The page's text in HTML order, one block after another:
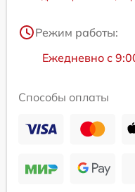
Режим работы:
Ежедневно с
Способы оплаты